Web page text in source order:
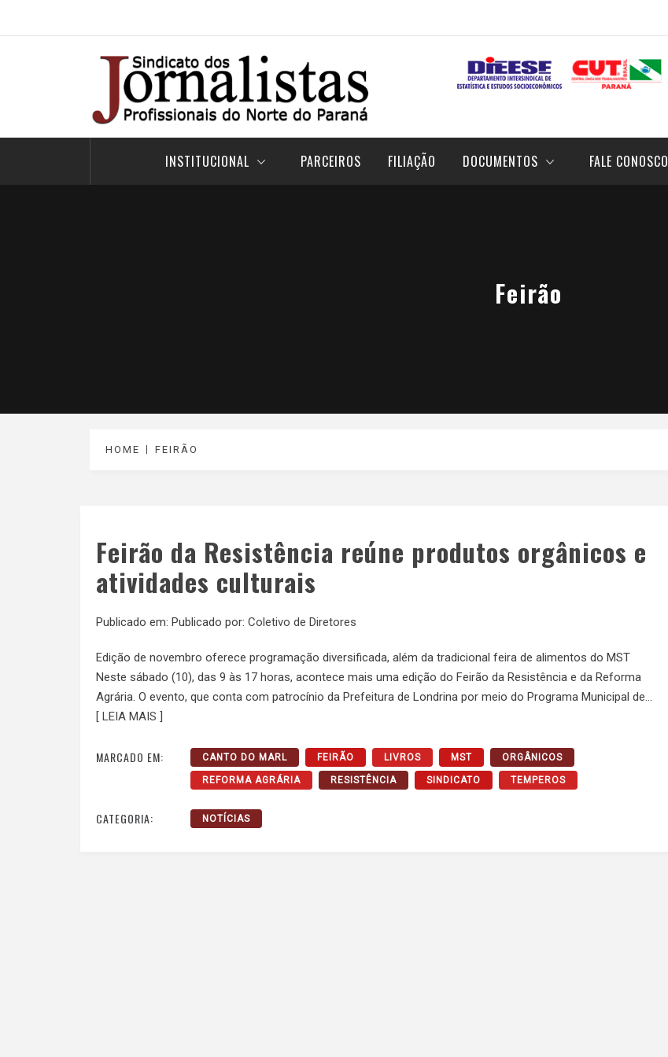
INSTITUCIONAL PARCEIROS FILIAÇÃO DOCUMENTOS FALE CONOSCO
Feirão
HOME FEIRÃO
Feirão da Resistência reúne produtos orgânicos e
atividades culturais
Publicado em: Publicado por: Coletivo de Diretores
Edição de novembro oferece programação diversificada, além da tradicional feira de alimentos do MST
Neste sábado (10), das 9 às 17 horas, acontece mais uma edição do Feirão da Resistência e da Reforma
Agrária. O evento, que conta com patrocínio da Prefeitura de Londrina por meio do Programa Municipal de…
[ LEIA MAIS ]
MARCADO EM: CANTO DO MARL FEIRÃO LIVROS MST ORGÂNICOS
REFORMA AGRÁRIA RESISTÊNCIA SINDICATO TEMPEROS
CATEGORIA: NOTÍCIAS